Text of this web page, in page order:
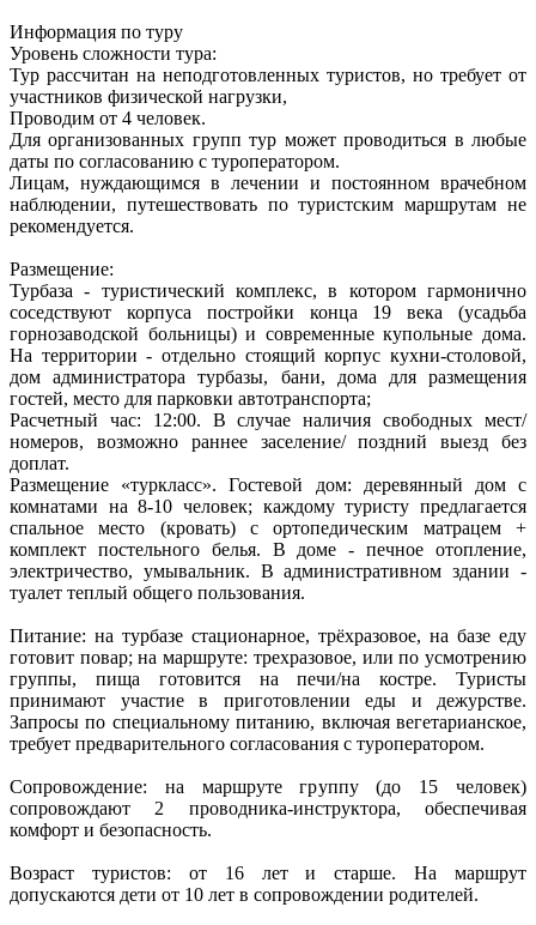
Информация по туру
Уровень сложности тура:
Тур рассчитан на неподготовленных туристов, но требует от
участников физической нагрузки,
Проводим от 4 человек.
Для организованных групп тур может проводиться в любые
даты по согласованию с туроператором.
Лицам, нуждающимся в лечении и постоянном врачебном
наблюдении, путешествовать по туристским маршрутам не
рекомендуется.
Размещение:
Турбаза - туристический комплекс, в котором гармонично
соседствуют корпуса постройки конца 19 века (усадьба
горнозаводской больницы) и современные купольные дома.
На территории - отдельно стоящий корпус кухни-столовой,
дом администратора турбазы, бани, дома для размещения
гостей, место для парковки автотранспорта;
Расчетный час: 12:00. В случае наличия свободных мест/
номеров, возможно раннее заселение/ поздний выезд без
доплат.
Размещение «туркласс». Гостевой дом: деревянный дом с
комнатами на 8-10 человек; каждому туристу предлагается
спальное место (кровать) с ортопедическим матрацем +
комплект постельного белья. В доме - печное отопление,
электричество, умывальник. В административном здании -
туалет теплый общего пользования.
Питание: на турбазе стационарное, трёхразовое, на базе еду
готовит повар; на маршруте: трехразовое, или по усмотрению
группы, пища готовится на печи/на костре. Туристы
принимают участие в приготовлении еды и дежурстве.
Запросы по специальному питанию, включая вегетарианское,
требует предварительного согласования с туроператором.
Сопровождение: на маршруте группу (до 15 человек)
сопровождают 2 проводника-инструктора, обеспечивая
комфорт и безопасность.
Возраст туристов: от 16 лет и старше. На маршрут
допускаются дети от 10 лет в сопровождении родителей.